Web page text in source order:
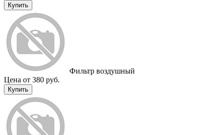
Купить
Фильтр воздушный
Цена от 380 руб.
Купить